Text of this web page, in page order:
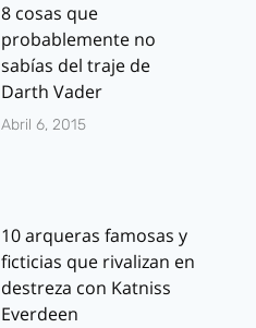
8 cosas que
probablemente no
sabías del traje de
Darth Vader
Abril 6, 2015
10 arqueras famosas y
ficticias que rivalizan en
destreza con Katniss
Everdeen